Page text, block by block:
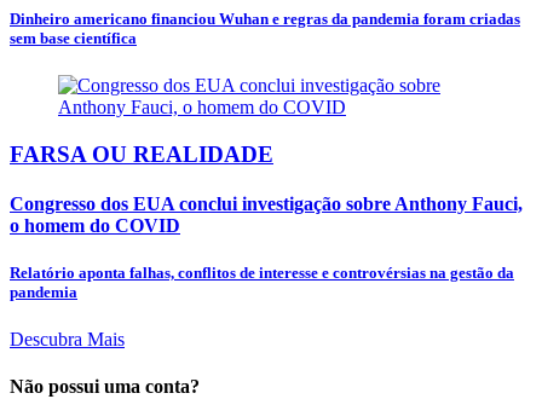
Dinheiro americano financiou Wuhan e regras da pandemia foram criadas
sem base científica
FARSA OU REALIDADE
Congresso dos EUA conclui investigação sobre Anthony Fauci,
o homem do COVID
Relatório aponta falhas, conflitos de interesse e controvérsias na gestão da
pandemia
Descubra Mais
Não possui uma conta?